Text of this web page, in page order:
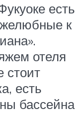
есть
к
отеля
стоит
есть
бассейна